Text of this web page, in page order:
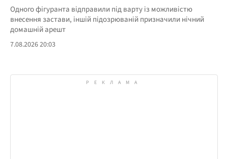
Одного фігуранта відправили під варту із можливістю
внесення застави, іншій підозрюваній призначили нічний
домашній арешт
7.08.2026 20:03